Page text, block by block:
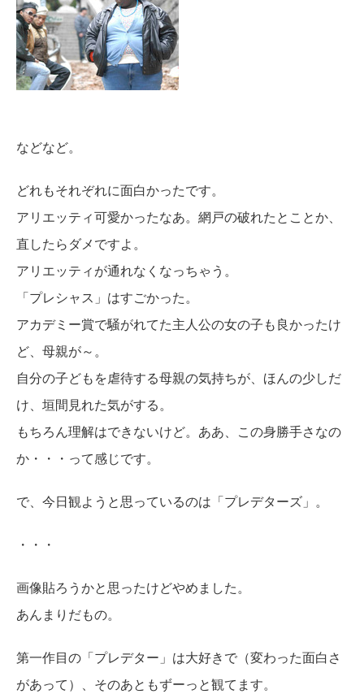
などなど。
どれもそれぞれに面白かったです。
アリエッティ可愛かったなあ。網戸の破れたとことか、
直したらダメですよ。
アリエッティが通れなくなっちゃう。
「プレシャス」はすごかった。
アカデミー賞で騒がれてた主人公の女の子も良かったけ
ど、母親が～。
自分の子どもを虐待する母親の気持ちが、ほんの少しだ
け、垣間見れた気がする。
もちろん理解はできないけど。ああ、この身勝手さなの
か・・・って感じです。
で、今日観ようと思っているのは「プレデターズ」。
・・・
画像貼ろうかと思ったけどやめました。
あんまりだもの。
第一作目の「プレデター」は大好きで（変わった面白さ
があって）、そのあともずーっと観てます。